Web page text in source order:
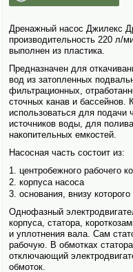
Дренажный насос Джилекс
производительность 220 л/
выполнен из пластика.
Предназна­чен для
вод из затопленных
фильтрационных,
сточных канав и бассейнов.
исполь­зоваться для подачи
источников воды, для
накопительных емкостей.
Насосная часть состоит из:
центробежного рабочего
корпуса насоса
основания, внизу
Однофазный
корпуса, статора,
и уплотнения вала. Сам
рабочую. В обмотках
отключающий
обмоток.